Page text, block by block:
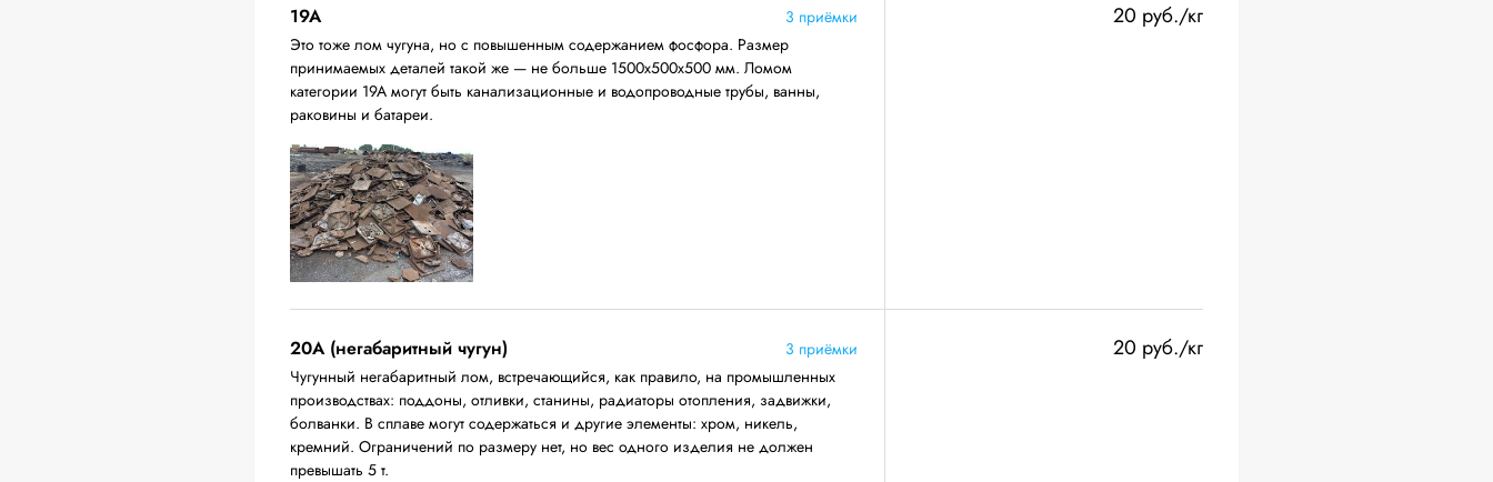
19A
3 приёмки
Это тоже лом чугуна, но с повышенным содержанием фосфора. Размер
принимаемых деталей такой же — не больше 1500х500х500 мм. Ломом
категории 19А могут быть канализационные и водопроводные трубы, ванны,
раковины и батареи.
20 руб./кг
20A (негабаритный чугун)
3 приёмки
Чугунный негабаритный лом, встречающийся, как правило, на промышленных
производствах: поддоны, отливки, станины, радиаторы отопления, задвижки,
болванки. В сплаве могут содержаться и другие элементы: хром, никель,
кремний. Ограничений по размеру нет, но вес одного изделия не должен
превышать 5 т.
20 руб./кг